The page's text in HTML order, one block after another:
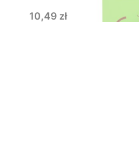
Cena
10,49 zł